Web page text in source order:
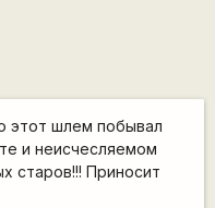
этот шлем побывал
и неисчесляемом
старов!!! Приносит